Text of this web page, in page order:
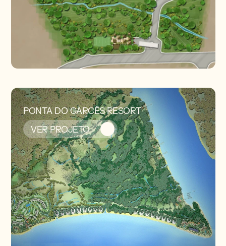
PONTA DO GARCÊS RESORT
VER PROJETO